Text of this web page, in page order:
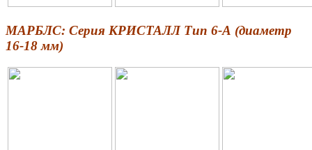
МАРБЛС: Серия КРИСТАЛЛ Тип 6-А (диаметр
16-18 мм)